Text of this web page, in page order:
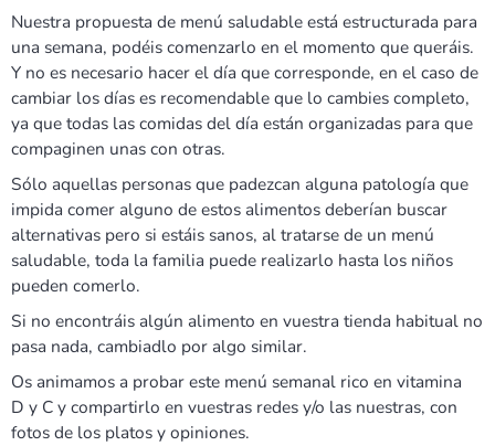
Nuestra propuesta de menú saludable está estructurada para
una semana, podéis comenzarlo en el momento que queráis.
Y no es necesario hacer el día que corresponde, en el caso de
cambiar los días es recomendable que lo cambies completo,
ya que todas las comidas del día están organizadas para que
compaginen unas con otras.
Sólo aquellas personas que padezcan alguna patología que
impida comer alguno de estos alimentos deberían buscar
alternativas pero si estáis sanos, al tratarse de un menú
saludable, toda la familia puede realizarlo hasta los niños
pueden comerlo.
Si no encontráis algún alimento en vuestra tienda habitual no
pasa nada, cambiadlo por algo similar.
Os animamos a probar este menú semanal rico en vitamina
D y C y compartirlo en vuestras redes y/o las nuestras, con
fotos de los platos y opiniones.